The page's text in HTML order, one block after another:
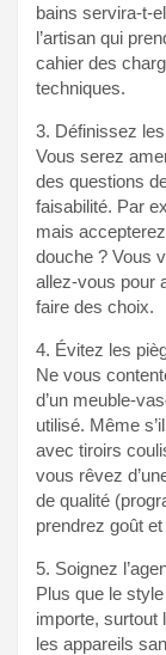
bains servira-t-
l’artisan qui
cahier des
techniques.
3. Définissez
Vous serez
des questions
faisabilité. Par
mais
douche ? Vous
allez-vous pour
faire des choix.
4. Évitez les
Ne vous
d’un meuble-
utilisé. Même
avec tiroirs
vous rêvez
de qualité
prendrez goût
5. Soignez
Plus que le
importe, surtout
les appareils